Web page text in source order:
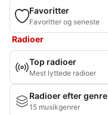
Favoritter
Favoritter og seneste
Radioer
Top radioer
Mest lyttede radioer
Radioer efter genre
15 musikgenrer